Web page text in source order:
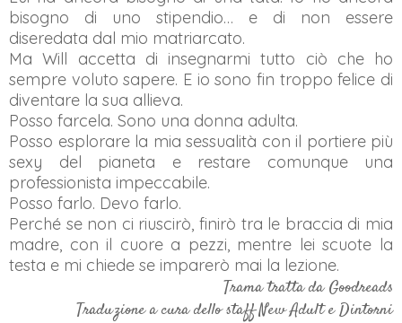
bisogno di uno stipendio… e di non essere
diseredata dal mio matriarcato.
Ma Will accetta di insegnarmi tutto ciò che ho
sempre voluto sapere. E io sono fin troppo felice di
diventare la sua allieva.
Posso farcela. Sono una donna adulta.
Posso esplorare la mia sessualità con il portiere più
sexy del pianeta e restare comunque una
professionista impeccabile.
Posso farlo. Devo farlo.
Perché se non ci riuscirò, finirò tra le braccia di mia
madre, con il cuore a pezzi, mentre lei scuote la
testa e mi chiede se imparerò mai la lezione.
Trama tratta da Goodreads
Traduzione a cura dello staff New Adult e Dintorni